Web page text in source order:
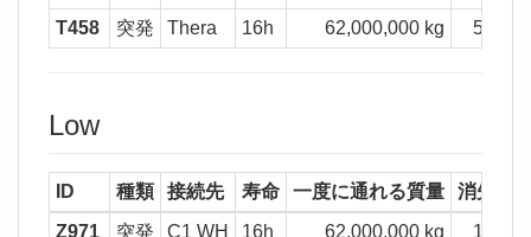
T458
突発 Thera 16h 62,000,000 kg
Low
ID 種類 接続先 寿命 一度に通れる質量
消失質
Z971
突発 C1 WH 16h 62,000,000 kg